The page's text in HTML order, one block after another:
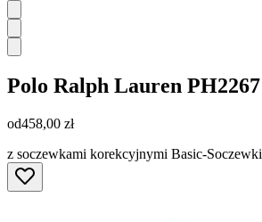
Polo Ralph Lauren PH2267
od458,00 zł
z soczewkami korekcyjnymi Basic-Soczewki